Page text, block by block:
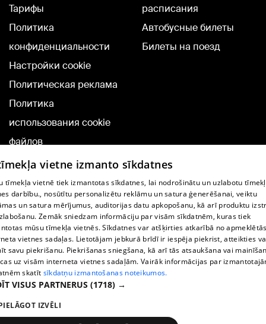
Тарифы
Политика
конфиденциальности
Настройки cookie
Политическая реклама
Политика
использования cookie
файлов
Добавление
комментариев
расписания
Автобусные билеты
Билеты на поезд
TВ-программа
Условия договора
360 Ziņu kontakti
Helio Media
Служба помощи портала: э-почта -
vietne izmanto sīkdatnes
tīmekļa vietnē tiek izmantotas sīkdatnes, lai nodrošinātu un uzlabotu
darbību., nosūtītu personalizētu reklāmu un satura ģenerēšanai, veiktu
un satura mērījumus, auditorijas datu apkopošanu, kā arī produktu
Zemāk sniedzam informāciju par visām sīkdatnēm, kuras tiek
mūsu tīmekļa vietnēs. Sīkdatnes var atšķirties atkarībā no
vietnes sadaļas. Lietotājam jebkurā brīdī ir iespēja piekrist, atteikties
savu piekrišanu. Piekrišanas sniegšana, kā arī tās atsaukšana vai
uz visām interneta vietnes sadaļām. Vairāk informācijas par
skatīt sīkdatņu izmantošanas noteikumos.
VISUS PARTNERUS (1718) →
IZVĒLI